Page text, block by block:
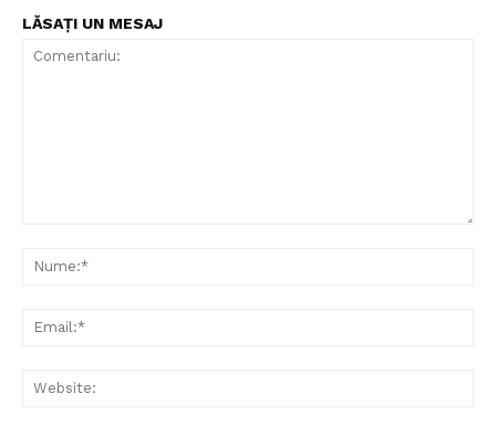
LĂSAȚI UN MESAJ